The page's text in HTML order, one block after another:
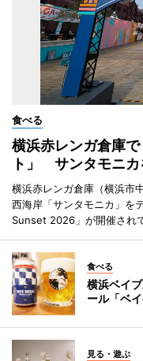
食べる
横浜赤レンガ倉庫
ト」 サンタモニ
横浜赤レンガ倉庫（横浜市
西海岸「サンタモニカ」を
Sunset 2026」が開催され
食べる
横浜ベイ
ール「ベイ
見る・遊ぶ